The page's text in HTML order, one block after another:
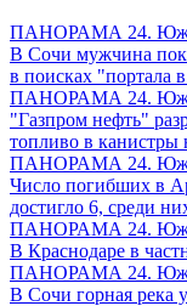
ПАНОРАМА 24.
В Сочи мужчина
в поисках "портала
ПАНОРАМА 24.
"Газпром нефть"
топливо в канистры
ПАНОРАМА 24.
Число погибших в
достигло 6, среди
ПАНОРАМА 24.
В Краснодаре в
ПАНОРАМА 24.
В Сочи горная река